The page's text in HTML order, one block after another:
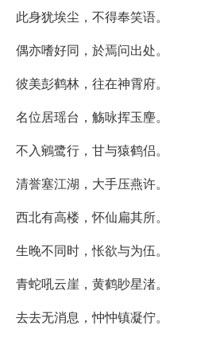
此身犹埃尘，不得奉笑语。
偶亦嗜好同，於焉问出处。
彼美彭鹤林，往在神霄府。
名位居瑶台，觞咏挥玉麈。
不入鵷鹭行，甘与猿鹤侣。
清誉塞江湖，大手压燕许。
西北有高楼，怀仙扁其所。
生晚不同时，怅欲与为伍。
青蛇吼云崖，黄鹤眇星渚。
去去无消息，忡忡镇凝佇。